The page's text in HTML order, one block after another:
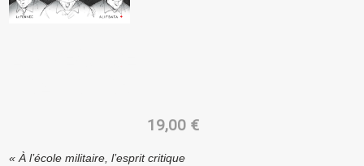
19,00 €
« À l’école militaire, l’esprit critique